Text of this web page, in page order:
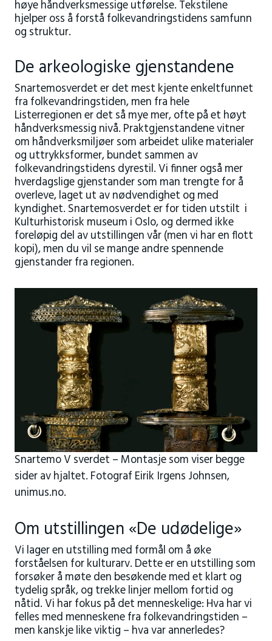
høye håndverksmessige utførelse. Tekstilene
hjelper oss å forstå folkevandringstidens samfunn
og struktur.
De arkeologiske gjenstandene
Snartemosverdet er det mest kjente enkeltfunnet
fra folkevandringstiden, men fra hele
Listerregionen er det så mye mer, ofte på et høyt
håndverksmessig nivå. Praktgjenstandene vitner
om håndverksmiljøer som arbeidet ulike materialer
og uttrykksformer, bundet sammen av
folkevandringstidens dyrestil. Vi finner også mer
hverdagslige gjenstander som man trengte for å
overleve, laget ut av nødvendighet og med
kyndighet. Snartemosverdet er for tiden utstilt i
Kulturhistorisk museum i Oslo, og dermed ikke
foreløpig del av utstillingen vår (men vi har en flott
kopi), men du vil se mange andre spennende
gjenstander fra regionen.
Snartemo V sverdet – Montasje som viser begge
sider av hjaltet. Fotograf Eirik Irgens Johnsen,
unimus.no.
Om utstillingen «De udødelige»
Vi lager en utstilling med formål om å øke
forståelsen for kulturarv. Dette er en utstilling som
forsøker å møte den besøkende med et klart og
tydelig språk, og trekke linjer mellom fortid og
nåtid. Vi har fokus på det menneskelige: Hva har vi
felles med menneskene fra folkevandringstiden –
men kanskje like viktig – hva var annerledes?